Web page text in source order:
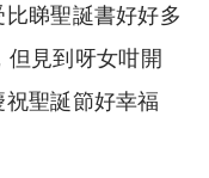
睇聖誕書好好多
但見到呀女咁開
聖誕節好幸福